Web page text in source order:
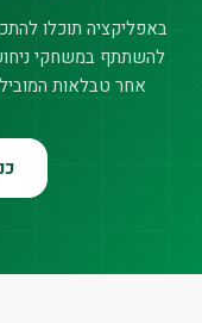
באפליקציה תוכלו
להשתתף במשחקי
אחר טבלאות